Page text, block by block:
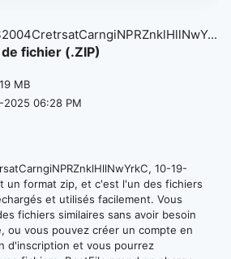
fichier (.ZIP)
MB
2025 06:28 PM
10-19-
un format zip, et c'est l'un des fichiers
et utilisés facilement. Vous
fichiers similaires sans avoir besoin
ou vous pouvez créer un compte en
d'inscription et vous pourrez